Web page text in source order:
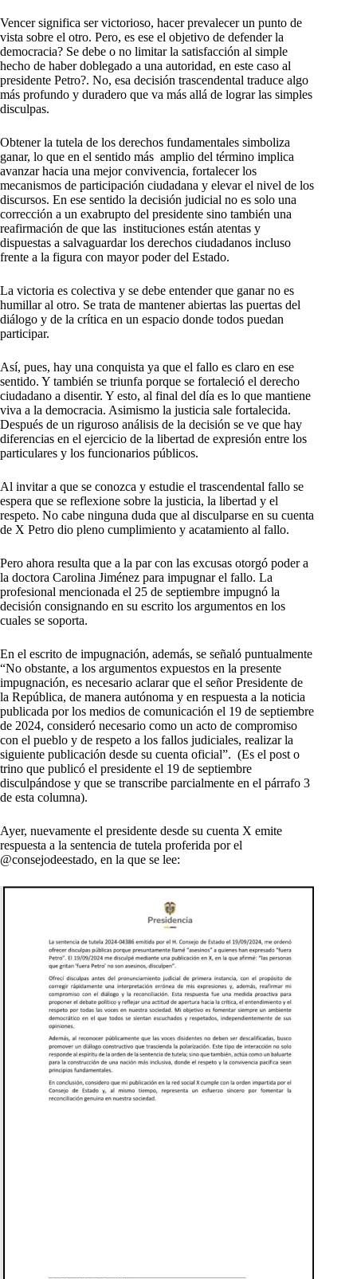
Vencer significa ser victorioso, hacer prevalecer un punto de
vista sobre el otro. Pero, es ese el objetivo de defender la
democracia? Se debe o no limitar la satisfacción al simple
hecho de haber doblegado a una autoridad, en este caso al
presidente Petro?. No, esa decisión trascendental traduce algo
más profundo y duradero que va más allá de lograr las simples
disculpas.
Obtener la tutela de los derechos fundamentales simboliza
ganar, lo que en el sentido más amplio del término implica
avanzar hacia una mejor convivencia, fortalecer los
mecanismos de participación ciudadana y elevar el nivel de los
discursos. En ese sentido la decisión judicial no es solo una
corrección a un exabrupto del presidente sino también una
reafirmación de que las instituciones están atentas y
dispuestas a salvaguardar los derechos ciudadanos incluso
frente a la figura con mayor poder del Estado.
La victoria es colectiva y se debe entender que ganar no es
humillar al otro. Se trata de mantener abiertas las puertas del
diálogo y de la crítica en un espacio donde todos puedan
participar.
Así, pues, hay una conquista ya que el fallo es claro en ese
sentido. Y también se triunfa porque se fortaleció el derecho
ciudadano a disentir. Y esto, al final del día es lo que mantiene
viva a la democracia. Asimismo la justicia sale fortalecida.
Después de un riguroso análisis de la decisión se ve que hay
diferencias en el ejercicio de la libertad de expresión entre los
particulares y los funcionarios públicos.
Al invitar a que se conozca y estudie el trascendental fallo se
espera que se reflexione sobre la justicia, la libertad y el
respeto. No cabe ninguna duda que al disculparse en su cuenta
de X Petro dio pleno cumplimiento y acatamiento al fallo.
Pero ahora resulta que a la par con las excusas otorgó poder a
la doctora Carolina Jiménez para impugnar el fallo. La
profesional mencionada el 25 de septiembre impugnó la
decisión consignando en su escrito los argumentos en los
cuales se soporta.
En el escrito de impugnación, además, se señaló puntualmente
“No obstante, a los argumentos expuestos en la presente
impugnación, es necesario aclarar que el señor Presidente de
la República, de manera autónoma y en respuesta a la noticia
publicada por los medios de comunicación el 19 de septiembre
de 2024, consideró necesario como un acto de compromiso
con el pueblo y de respeto a los fallos judiciales, realizar la
siguiente publicación desde su cuenta oficial”. (Es el post o
trino que publicó el presidente el 19 de septiembre
disculpándose y que se transcribe parcialmente en el párrafo 3
de esta columna).
Ayer, nuevamente el presidente desde su cuenta X emite
respuesta a la sentencia de tutela proferida por el
@consejodeestado, en la que se lee: